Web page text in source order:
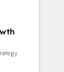
des
RevOps
et
API,